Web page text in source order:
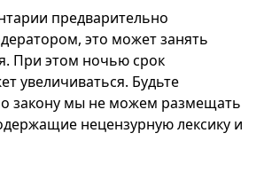
предварительно
это может занять
При этом ночью срок
увеличиваться. Будьте
закону мы не можем размещать
нецензурную лексику и